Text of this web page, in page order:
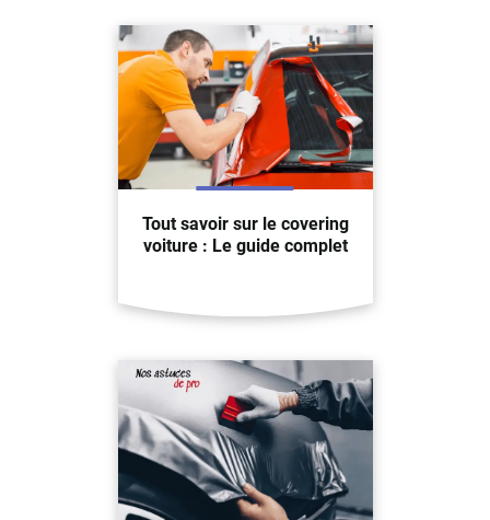
Tout savoir sur le covering
voiture : Le guide complet